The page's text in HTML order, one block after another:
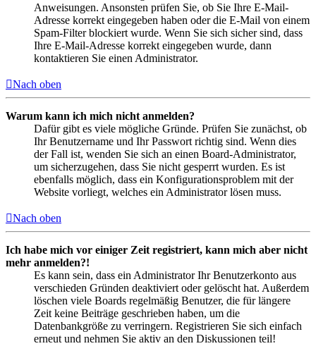
Anweisungen. Ansonsten prüfen Sie, ob Sie Ihre E-Mail-
Adresse korrekt eingegeben haben oder die E-Mail von einem
Spam-Filter blockiert wurde. Wenn Sie sich sicher sind, dass
Ihre E-Mail-Adresse korrekt eingegeben wurde, dann
kontaktieren Sie einen Administrator.
Nach oben
Warum kann ich mich nicht anmelden?
Dafür gibt es viele mögliche Gründe. Prüfen Sie zunächst, ob
Ihr Benutzername und Ihr Passwort richtig sind. Wenn dies
der Fall ist, wenden Sie sich an einen Board-Administrator,
um sicherzugehen, dass Sie nicht gesperrt wurden. Es ist
ebenfalls möglich, dass ein Konfigurationsproblem mit der
Website vorliegt, welches ein Administrator lösen muss.
Nach oben
Ich habe mich vor einiger Zeit registriert, kann mich aber nicht
mehr anmelden?!
Es kann sein, dass ein Administrator Ihr Benutzerkonto aus
verschieden Gründen deaktiviert oder gelöscht hat. Außerdem
löschen viele Boards regelmäßig Benutzer, die für längere
Zeit keine Beiträge geschrieben haben, um die
Datenbankgröße zu verringern. Registrieren Sie sich einfach
erneut und nehmen Sie aktiv an den Diskussionen teil!